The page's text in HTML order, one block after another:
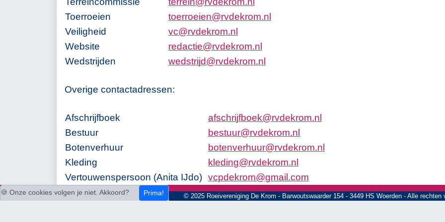
Toerroeien
toerroeien@rvdekrom.n
Veiligheid
vc@rvdekrom.n
Website
redactie@rvdekrom.n
Wedstrijden
wedstrijd@rvdekrom.n
Overige contactadressen:
Afschrijfboek afschrijfboek@rvdekrom.n
Bestuur
bestuur@rvdekrom.n
Botenverhuur
botenverhuur@rvdekrom.n
Kleding
k eding@rvdekrom.n
Vertouwenspersoon (Anita IJdo) vcpdekrom@gmai .com
🍪 Onze cookies volgen je niet. Akkoord? Prima! © 2025 Roeivereniging De Krom - Barwoutswaarder 154 - 3449 HS Woerden - Alle rechten